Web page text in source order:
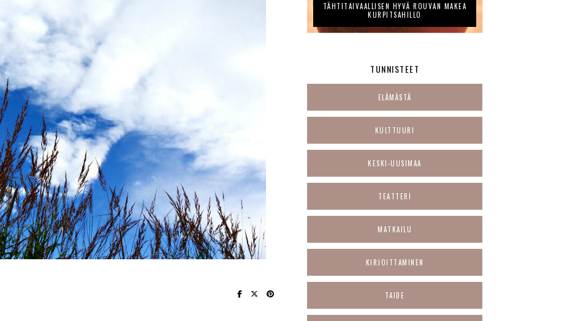
TÄHTITAIVAALLISEN HYVÄ ROUVAN MAKEA
KURPITSAHILLO
TUNNISTEET
ELÄMÄSTÄ
KULTTUURI
KESKI-UUSIMAA
TEATTERI
MATKAILU
KIRJOITTAMINEN
TAIDE